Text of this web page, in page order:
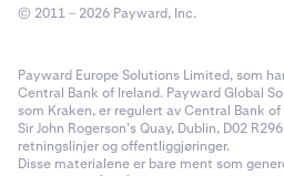
© 2011 – 2026 Payward, Inc.
Payward Europe Solutions Limited, som
Central Bank of Ireland. Payward Global
som Kraken, er regulert av Central Bank
Sir John Rogerson’s Quay, Dublin, D02
retningslinjer og offentliggjøringer.
Disse materialene er bare ment som